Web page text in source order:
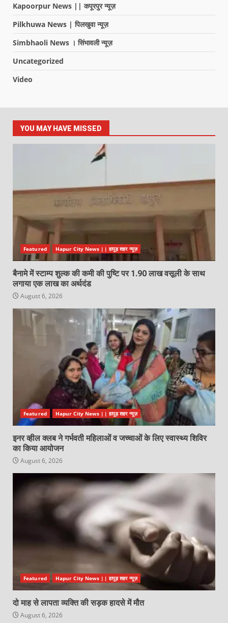
Kapoorpur News || कपूरपुर न्यूज़
Pilkhuwa News | पिलखुवा न्यूज़
Simbhaoli News । सिंभावली न्यूज़
Uncategorized
Video
YOU MAY HAVE MISSED
Featured Hapur City News || हापुड़ शहर न्यूज़
बैनामे में स्टाम्प शुल्क की कमी की पुष्टि पर 1.90 लाख वसूली के साथ
लगाया एक लाख का अर्थदंड
August 6, 2026
Featured Hapur City News || हापुड़ शहर न्यूज़
इनर व्हील क्लब ने गर्भवती महिलाओं व जच्चाओं के लिए स्वास्थ्य शिविर
का किया आयोजन
August 6, 2026
Featured Hapur City News || हापुड़ शहर न्यूज़
दो माह से लापता व्यक्ति की सड़क हादसे में मौत
August 6, 2026